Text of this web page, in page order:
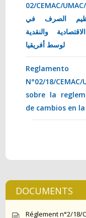
02/CEMAC/UMAC/CM/18
الصرف في
والنقدية
لوسط أفريقيا
Reglamento
N°02/18/CEMAC/
sobre la
de cambios en la
DOCUMENTS
Réglement n°2/18/